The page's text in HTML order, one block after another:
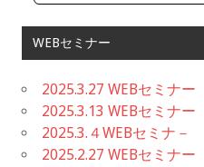
WEBセミナー
2025.3.27 WEBセミナー
2025.3.13 WEBセミナー
2025.3.４WEBセミナ－
2025.2.27 WEBセミナー